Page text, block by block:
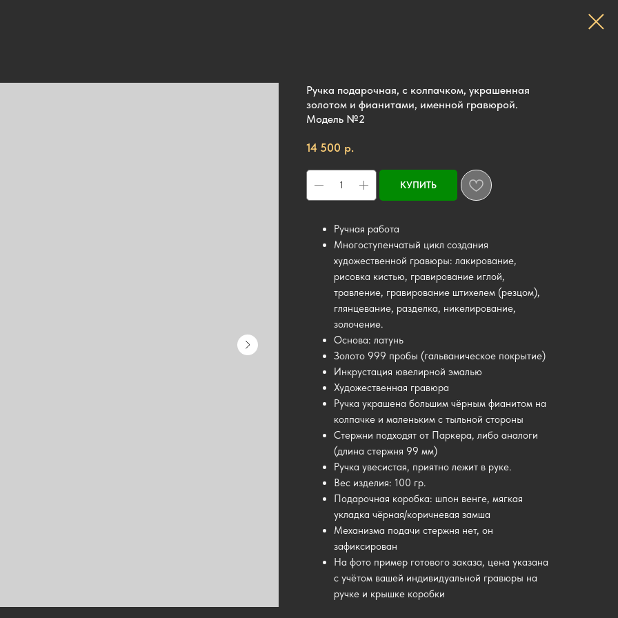
Ручка подарочная, с колпачком, украшенная
золотом и фианитами, именной гравюрой.
Модель №2
14 500 р.
КУПИТЬ
Ручная работа
Многоступенчатый цикл создания
художественной гравюры: лакирование,
рисовка кистью, гравирование иглой,
травление, гравирование штихелем (резцом),
глянцевание, разделка, никелирование,
золочение.
Основа: латунь
Золото 999 пробы (гальваническое покрытие)
Инкрустация ювелирной эмалью
Художественная гравюра
Ручка украшена большим чёрным фианитом на
колпачке и маленьким с тыльной стороны
Стержни подходят от Паркера, либо аналоги
(длина стержня 99 мм)
Ручка увесистая, приятно лежит в руке.
Вес изделия: 100 гр.
Подарочная коробка: шпон венге, мягкая
укладка чёрная/коричневая замша
Механизма подачи стержня нет, он
зафиксирован
На фото пример готового заказа, цена указана
с учётом вашей индивидуальной гравюры на
ручке и крышке коробки